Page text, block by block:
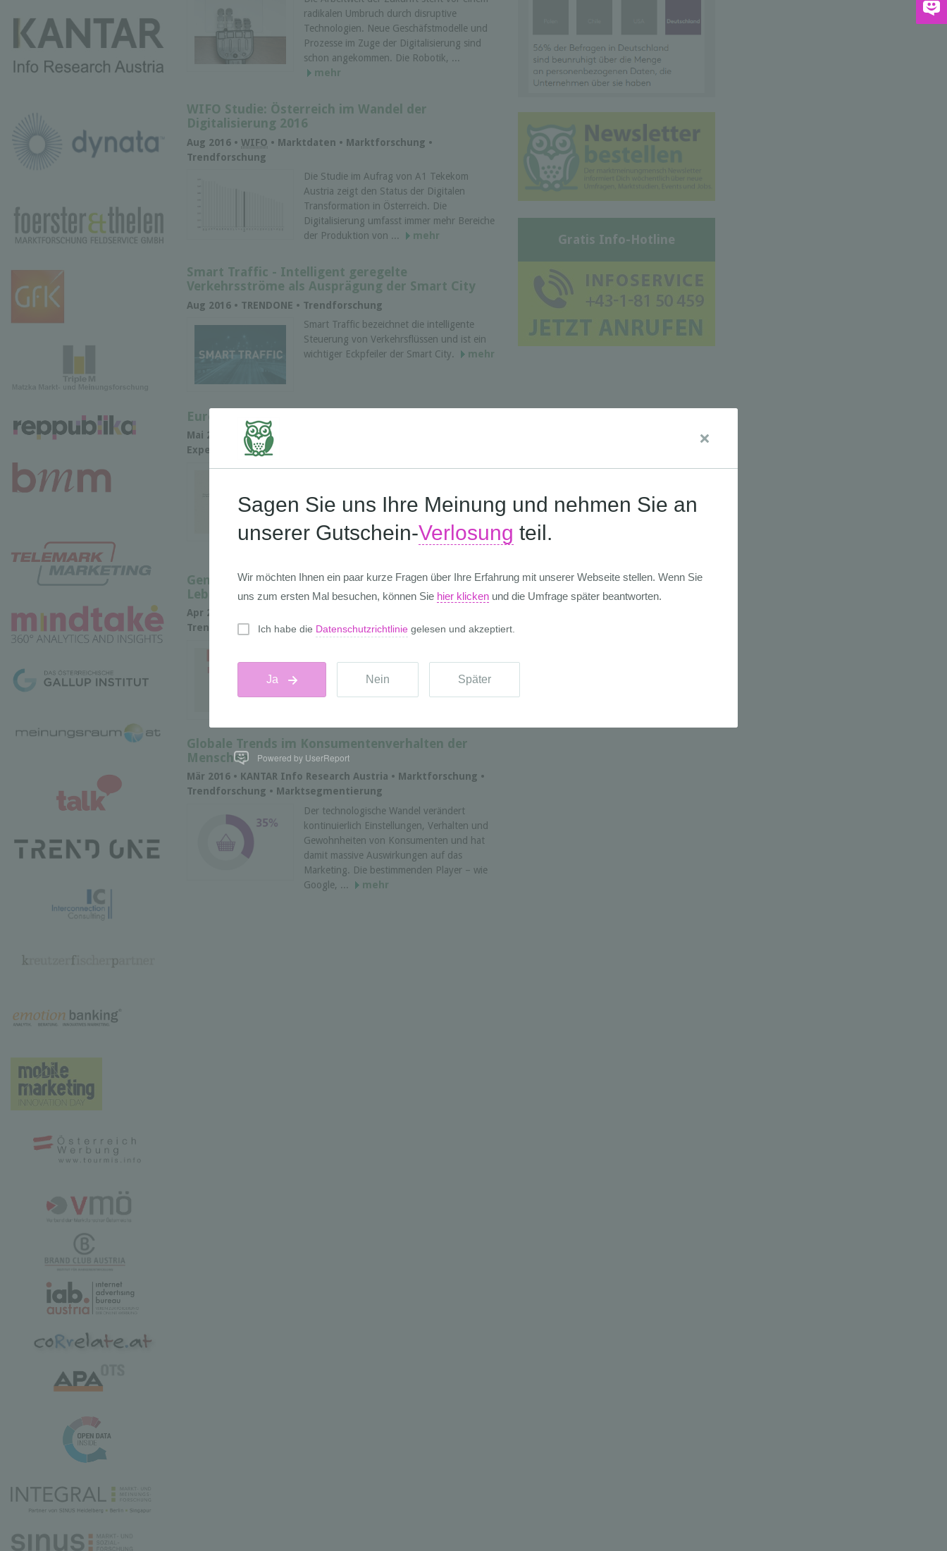
radikalen Umbruch durch disruptive
Technologien. Neue Geschäfstmodelle und
Prozesse im Zuge der Digitalisierung sind
schon angekommen. Die Robotik, ...
mehr
WIFO Studie: Österreich im Wandel der
Digitalisierung 2016
Aug 2016 • WIFO • Marktdaten • Marktforschung •
Trendforschung
Die Studie im Aufrag von A1 Tekekom
Austria zeigt den Status der Digitalen
Transformation in Österreich. Die
Digitalisierung umfasst immer mehr Bereiche
der Produktion von ...
mehr
Smart Traffic - Intelligent geregelte
Verkehrsströme als Ausprägung der Smart City
Aug 2016 • TRENDONE • Trendforschung
Smart Traffic bezeichnet die intelligente
Steuerung von Verkehrsflüssen und ist ein
wichtiger Eckpfeiler der Smart City.
mehr
European Food Trends Report
Mai 2016 • GDI• Branchenstudien • Usability, Customer
Experience • Marktforschung • Trendforschung
Bits over Bites: Wie die Digitalisierung den
regional und frisch: Solche
Verpflegungsangebote gewinnen seit Jahren
an Bedeutung. Das Bedürfnis nach Echtheit,
...
mehr
Generation What? Einstellungen der Jugend zum
Leben und zur Gesellschaft in Europa
Apr 2016 • ORF UPIAN/YAMI2 • Marktforschung • Statistik •
Trendforschung • Segmentstudien • Infografik
interaktive Jugendumfrage in 22 Ländern
Europas. Das interaktive Web-Projekt
Globale Trends im Konsumentenverhalten der
Menschen
Mär 2016 • KANTAR Info Research Austria • Marktforschung •
Trendforschung • Marktsegmentierung
Der technologische Wandel verändert
kontinuierlich Einstellungen, Verhalten und
Gewohnheiten von Konsumenten und hat
damit massive Auswirkungen auf das
Marketing. Die bestimmenden Player – wie
Google, ...
mehr
Gratis Info-Hotline
Powered by UserReport